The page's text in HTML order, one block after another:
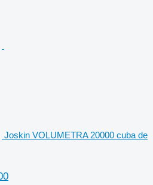
Joskin VOLUMETRA 20000 cuba de